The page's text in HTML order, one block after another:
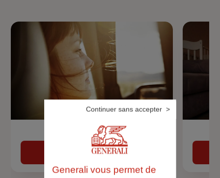
Devis assurance auto
Obtenir une estimation
Generali vous permet de
Continuer sans accepter